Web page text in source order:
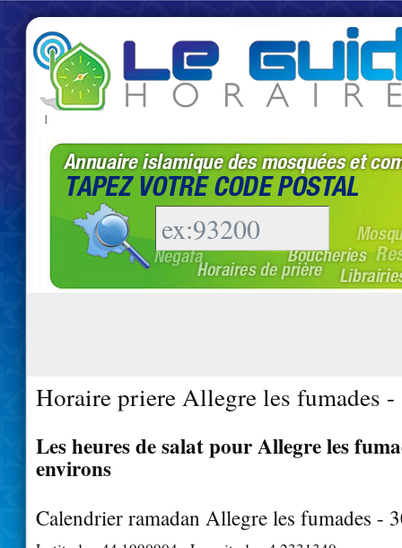
|
Horaire priere Allegre les fumades -
Les heures de salat pour Allegre les
environs
Calendrier ramadan Allegre les fumades -